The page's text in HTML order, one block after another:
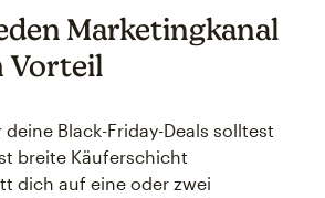
Marketingkanal
Vorteil
Black-Friday-Deals solltest
breite Käuferschicht
dich auf eine oder zwei